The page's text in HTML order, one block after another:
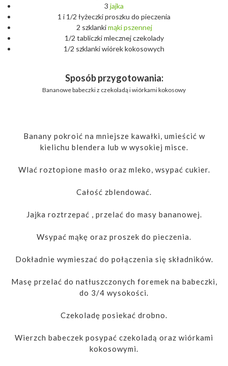
3 jajka
1 i 1/2 łyżeczki proszku do pieczenia
2 szklankimąki pszennej
1/2 tabliczki mlecznej czekolady
1/2 szklanki wiórek kokosowych
Sposób przygotowania:
Bananowe babeczki z czekoladą i wiórkami kokosowy
Banany pokroić na mniejsze kawałki, umieścić w
kielichu blendera lub w wysokiej misce.
Wlać roztopione masło oraz mleko, wsypać cukier.
Całość zblendować.
Jajka roztrzepać , przelać do masy bananowej.
Wsypać mąkę oraz proszek do pieczenia.
Dokładnie wymieszać do połączenia się składników.
Masę przelać do natłuszczonych foremek na babeczki,
do 3/4 wysokości.
Czekoladę posiekać drobno.
Wierzch babeczek posypać czekoladą oraz wiórkami
kokosowymi.